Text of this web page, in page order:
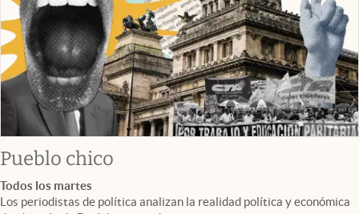
Pueblo chico
Todos los martes
Los periodistas de política analizan la realidad política y económica